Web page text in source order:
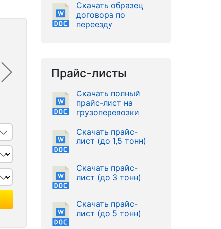
Скачать образец
договора по
переезду
Прайс-листы
Скачать полный
прайс-лист на
грузоперевозки
Скачать прайс-
лист (до 1,5 тонн)
Скачать прайс-
лист (до 3 тонн)
Скачать прайс-
лист (до 5 тонн)